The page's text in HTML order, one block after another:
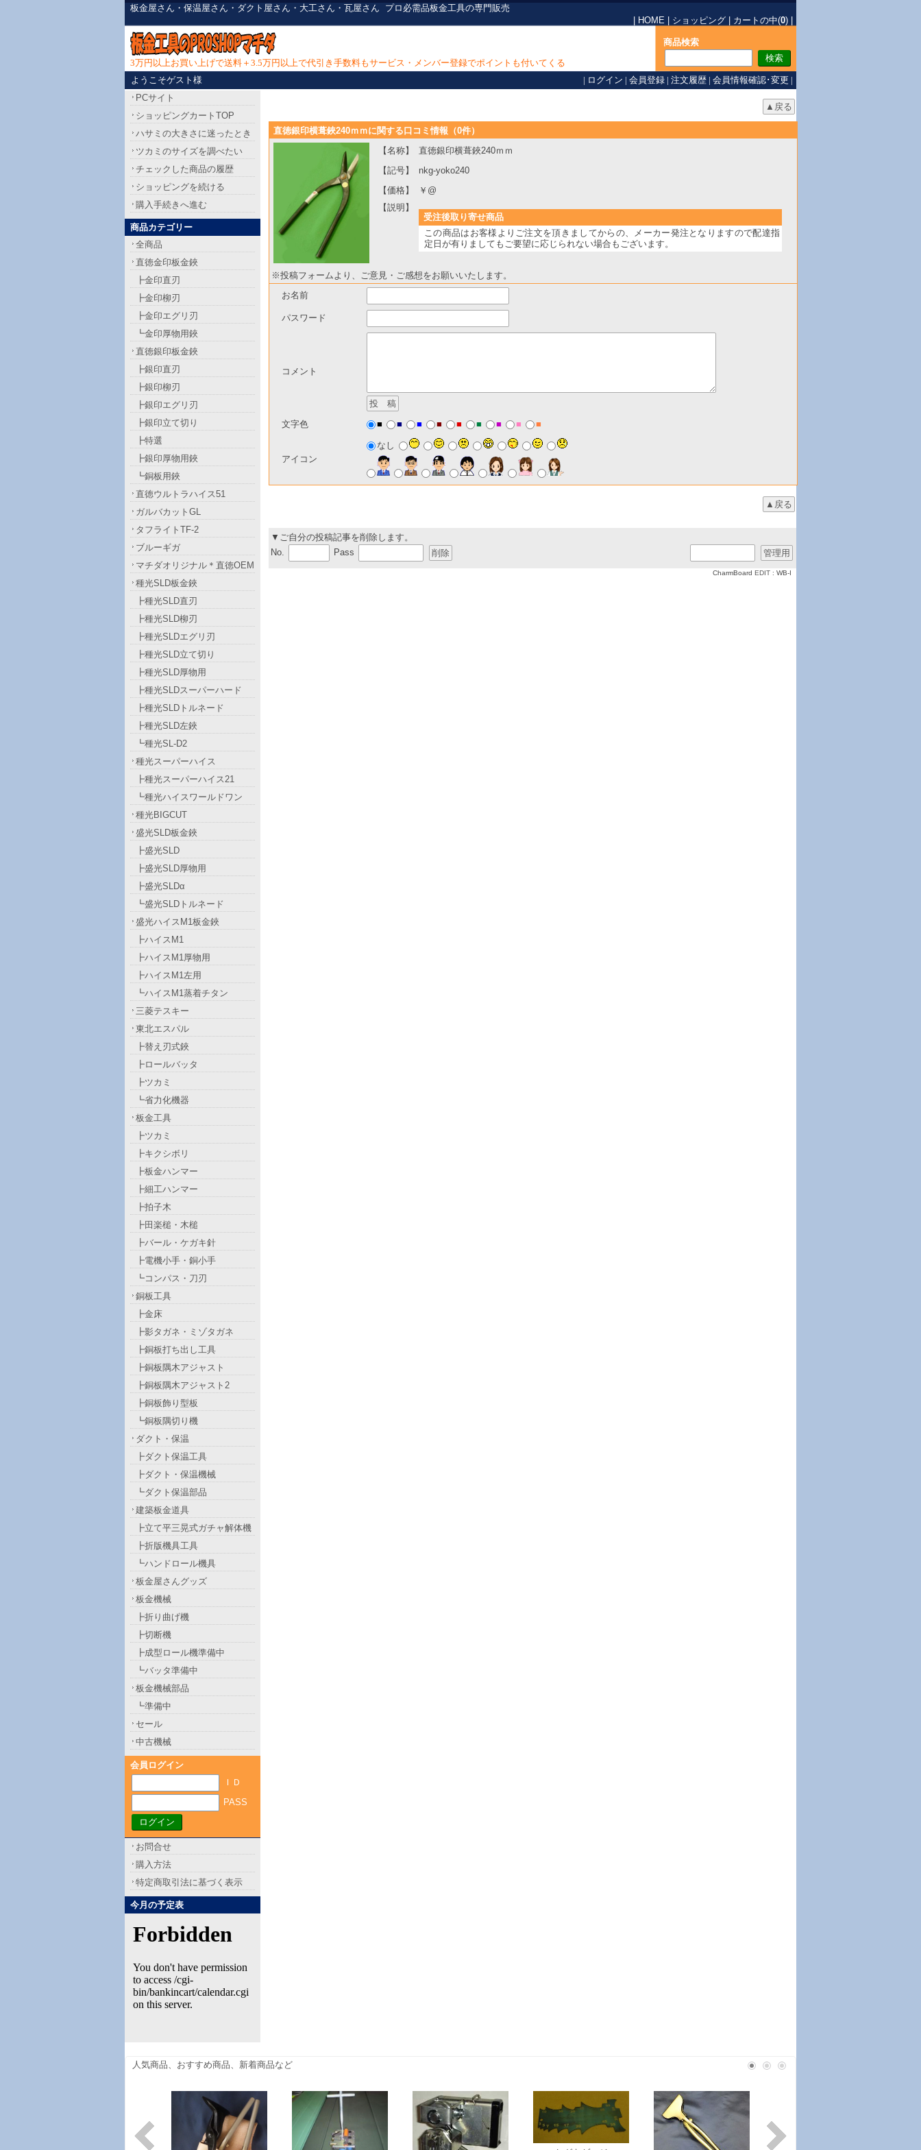
板金屋さん・保温屋さん・ダクト屋さん・大工さん・瓦屋さん プロ必需品板金工具の専門販売
HOME ショッピング カートの中(0)
3万円以上お買い上げで送料＋3.5万円以上で代引き手数料もサービス・メンバー登録でポイントも付いてくる
商品検索
ようこそゲスト様 | ログイン | 会員登録 | 注文履歴 | 会員情報確認･変更 |
直徳銀印横葺鋏240ｍｍに関する口コミ情報（0件）
【名称】
直徳銀印横葺鋏240ｍｍ
【記号】
nkg-yoko240
【価格】
￥@
【説明】
受注後取り寄せ商品
この商品はお客様よりご注文を頂きましてからの、メーカー発注となりますので配達指
定日が有りましてもご要望に応じられない場合もございます。
※投稿フォームより、ご意見・ご感想をお願いいたします。
お名前
パスワード
コメント
文字色 ■ ■ ■ ■ ■ ■ ■ ■ ■
アイコン
なし
▼ご自分の投稿記事を削除します。
No.
Pass
CharmBoard EDIT : WB-I
PCサイト
ショッピングカートTOP
ハサミの大きさに迷ったとき
ツカミのサイズを調べたい
チェックした商品の履歴
ショッピングを続ける
購入手続きへ進む
商品カテゴリー
全商品
直徳金印板金鋏
┣金印直刃
┣金印柳刃
┣金印エグリ刃
┗金印厚物用鋏
直徳銀印板金鋏
┣銀印直刃
┣銀印柳刃
┣銀印エグリ刃
┣銀印立て切り
┣特選
┣銀印厚物用鋏
┗銅板用鋏
直徳ウルトラハイス51
ガルバカットGL
タフライトTF-2
ブルーギガ
マチダオリジナル＊直徳OEM
種光SLD板金鋏
┣種光SLD直刃
┣種光SLD柳刃
┣種光SLDエグリ刃
┣種光SLD立て切り
┣種光SLD厚物用
┣種光SLDスーパーハード
┣種光SLDトルネード
┣種光SLD左鋏
┗種光SL-D2
種光スーパーハイス
┣種光スーパーハイス21
┗種光ハイスワールドワン
種光BIGCUT
盛光SLD板金鋏
┣盛光SLD
┣盛光SLD厚物用
┣盛光SLDα
┗盛光SLDトルネード
盛光ハイスM1板金鋏
┣ハイスM1
┣ハイスM1厚物用
┣ハイスM1左用
┗ハイスM1蒸着チタン
三菱テスキー
東北エスパル
┣替え刃式鋏
┣ロールバッタ
┣ツカミ
┗省力化機器
板金工具
┣ツカミ
┣キクシボリ
┣板金ハンマー
┣細工ハンマー
┣拍子木
┣田楽槌・木槌
┣バール・ケガキ針
┣電機小手・銅小手
┗コンパス・刀刃
銅板工具
┣金床
┣影タガネ・ミゾタガネ
┣銅板打ち出し工具
┣銅板隅木アジャスト
┣銅板隅木アジャスト2
┣銅板飾り型板
┗銅板隅切り機
ダクト・保温
┣ダクト保温工具
┣ダクト・保温機械
┗ダクト保温部品
建築板金道具
┣立て平三晃式ガチャ解体機
┣折版機具工具
┗ハンドロール機具
板金屋さんグッズ
板金機械
┣折り曲げ機
┣切断機
┣成型ロール機準備中
┗バッタ準備中
板金機械部品
┗準備中
セール
中古機械
会員ログイン
ＩＤ
PASS
お問合せ
購入方法
特定商取引法に基づく表示
今月の予定表